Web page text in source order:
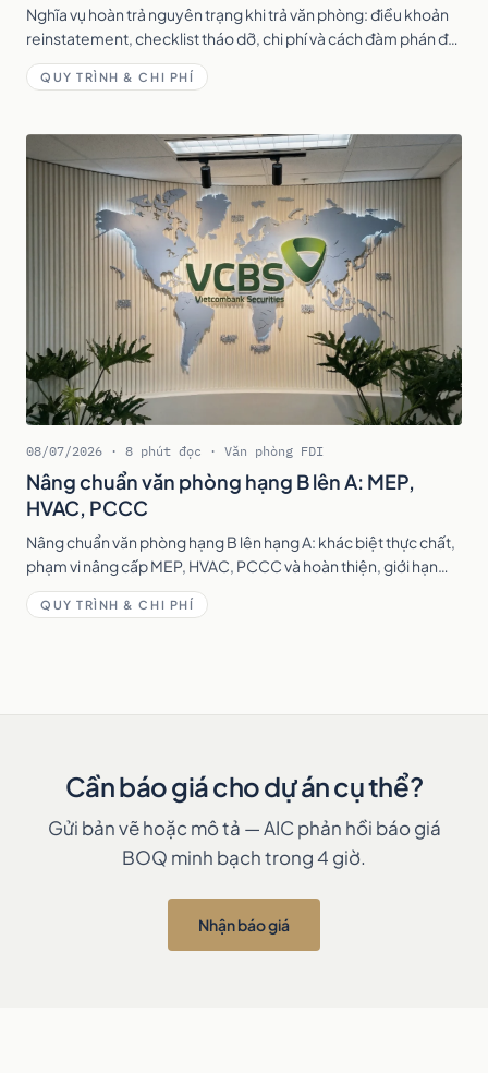
Nghĩa vụ hoàn trả nguyên trạng khi trả văn phòng: điều khoản
reinstatement, checklist tháo dỡ, chi phí và cách đàm phán để
không mất oan tiền cọc.
QUY TRÌNH & CHI PHÍ
08/07/2026 · 8 phút đọc · Văn phòng FDI
Nâng chuẩn văn phòng hạng B lên A: MEP,
HVAC, PCCC
Nâng chuẩn văn phòng hạng B lên hạng A: khác biệt thực chất,
phạm vi nâng cấp MEP, HVAC, PCCC và hoàn thiện, giới hạn
tòa nhà và chi phí tham khảo.
QUY TRÌNH & CHI PHÍ
Cần báo giá cho dự án cụ thể?
Gửi bản vẽ hoặc mô tả — AIC phản hồi báo giá
BOQ minh bạch trong 4 giờ.
Nhận báo giá